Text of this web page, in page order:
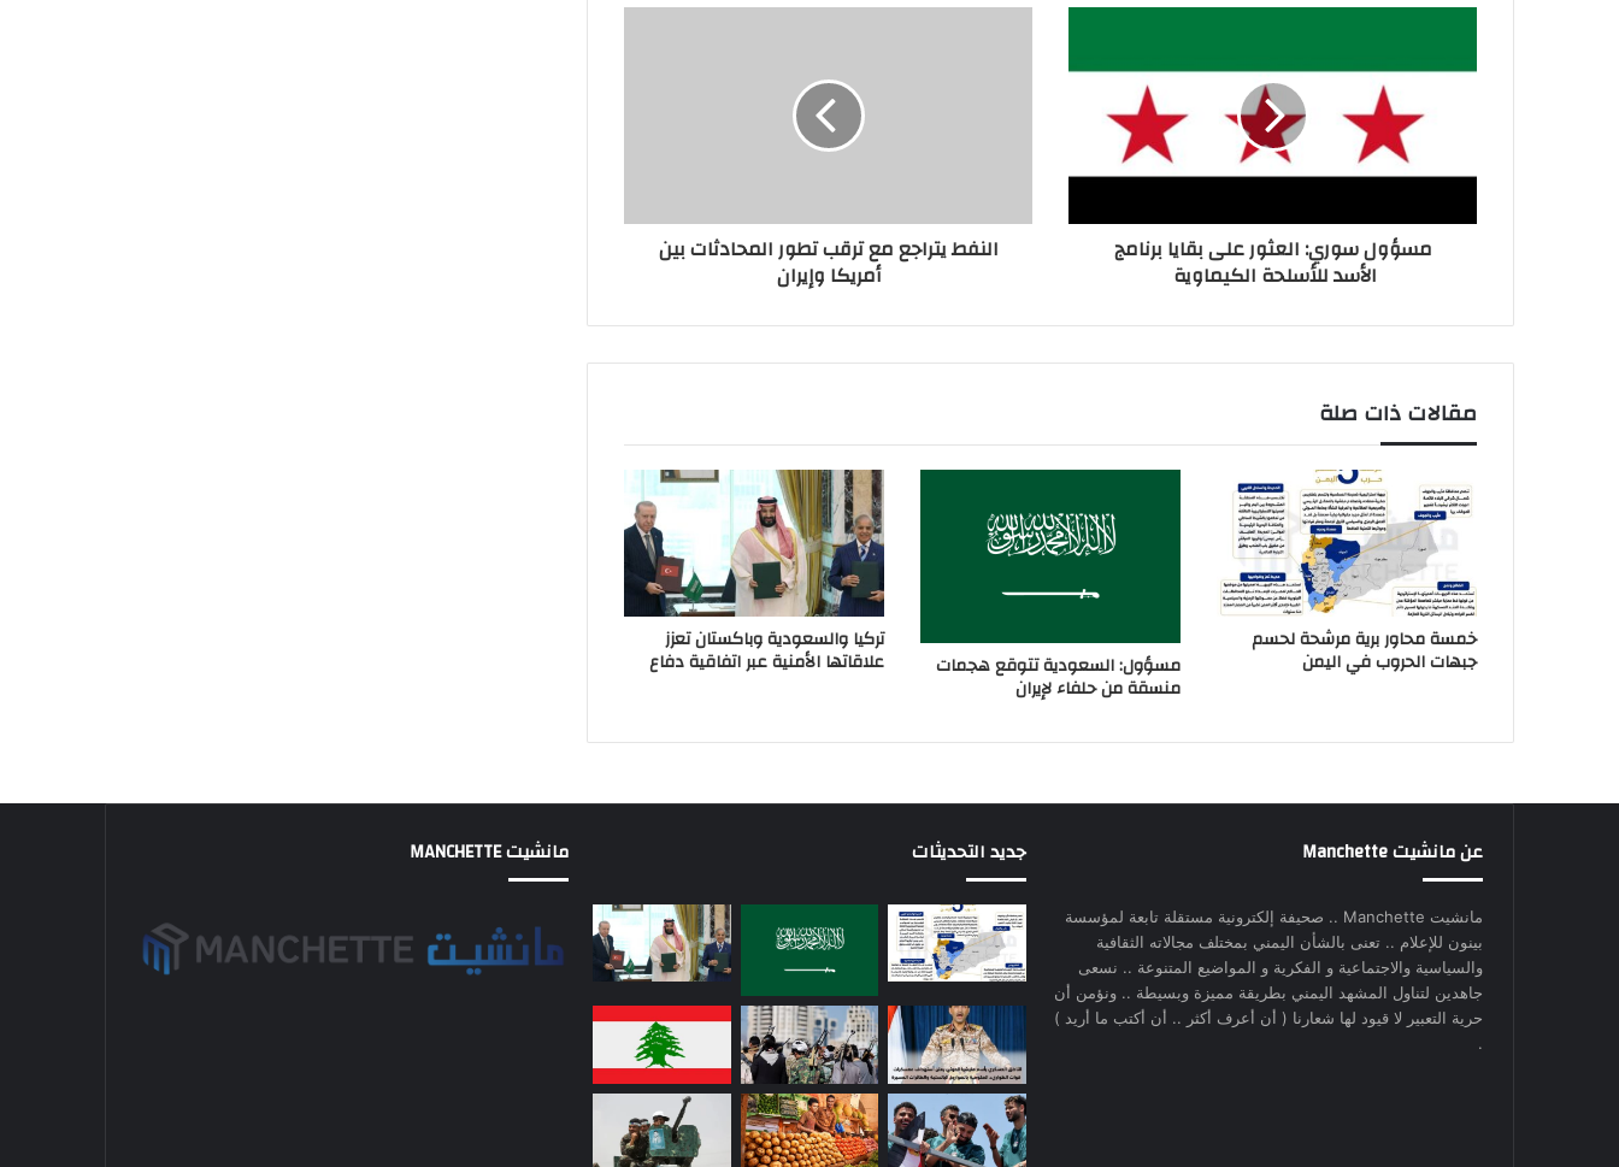
مسؤول سوري: العثور على بقايا برنامج
الأسد للأسلحة الكيماوية
النفط يتراجع مع ترقب تطور المحادثات بين
أمريكا وإيران
مقالات ذات صلة
خمسة محاور برية مرشحة لحسم
جبهات الحروب في اليمن مسؤول: السعودية تتوقع هجمات
منسقة من حلفاء لإيران
تركيا والسعودية وباكستان تعزز
علاقاتها الأمنية عبر اتفاقية دفاع
عن مانشيت Manchette
مانشيت Manchette .. صحيفة إلكترونية مستقلة تابعة لمؤسسة
بينون للإعلام .. تعنى بالشأن اليمني بمختلف مجالاته الثقافية
والسياسية والاجتماعية و الفكرية و المواضيع المتنوعة .. نسعى
جاهدين لتناول المشهد اليمني بطريقة مميزة وبسيطة .. ونؤمن أن
حرية التعبير لا قيود لها شعارنا ( أن أعرف أكثر .. أن أكتب ما أريد )
.
جديد التحديثات مانشيت MANCHETTE